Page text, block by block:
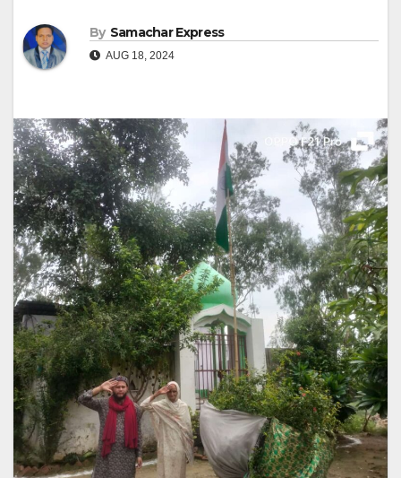
By Samachar Express
AUG 18, 2024